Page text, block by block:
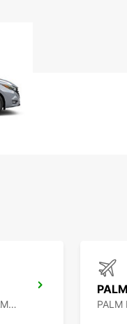
FORT MYERS - UNITED STATES OF AMERICA